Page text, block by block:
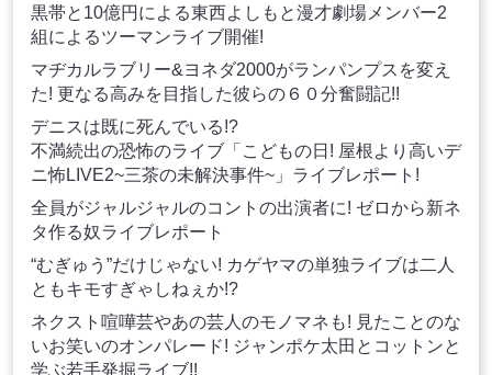
黒帯と10億円による東西よしもと漫才劇場メンバー2
組によるツーマンライブ開催!
マヂカルラブリー&ヨネダ2000がランパンプスを変え
た! 更なる高みを目指した彼らの６０分奮闘記!!
デニスは既に死んでいる!?
不満続出の恐怖のライブ「こどもの日! 屋根より高いデ
ニ怖LIVE2~三茶の未解決事件~」ライブレポート!
全員がジャルジャルのコントの出演者に! ゼロから新ネ
タ作る奴ライブレポート
“むぎゅう”だけじゃない! カゲヤマの単独ライブは二人
ともキモすぎゃしねぇか!?
ネクスト喧嘩芸やあの芸人のモノマネも! 見たことのな
いお笑いのオンパレード! ジャンポケ太田とコットンと
学ぶ若手発掘ライブ!!